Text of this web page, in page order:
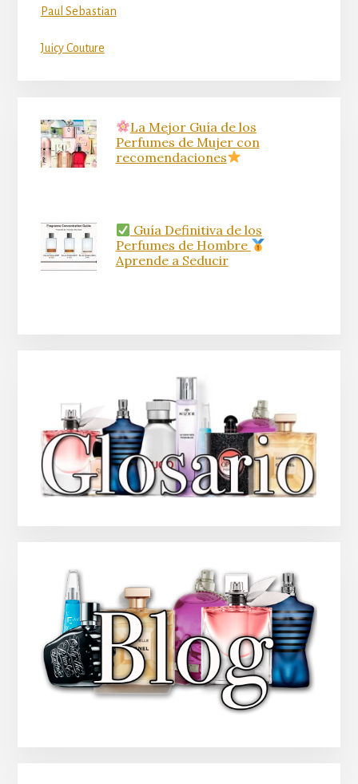
Paul Sebastian
Juicy Couture
La Mejor Guía de los
Perfumes de Mujer con
recomendaciones
Guía Definitiva de los
Perfumes de Hombre
Aprende a Seducir